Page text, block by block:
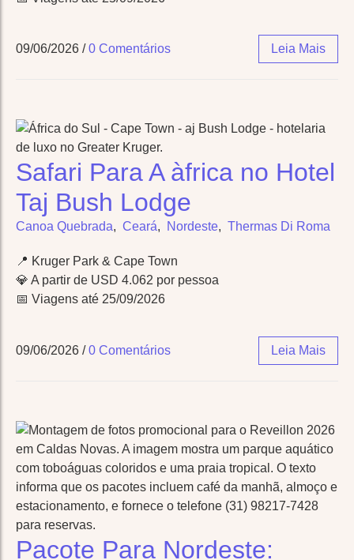
09/06/2026 / 0 Comentários Leia Mais
Safari Para A àfrica no Hotel
Taj Bush Lodge
Canoa Quebrada, Ceará, Nordeste, Thermas Di Roma
📍 Kruger Park & Cape Town
💎 A partir de USD 4.062 por pessoa
📅 Viagens até 25/09/2026
09/06/2026 / 0 Comentários Leia Mais
Pacote Para Nordeste: